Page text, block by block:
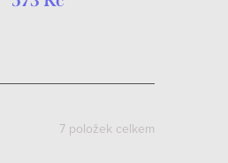
7 položek celkem